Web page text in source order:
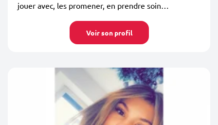
jouer avec, les promener, en prendre soin…
Voir son profil